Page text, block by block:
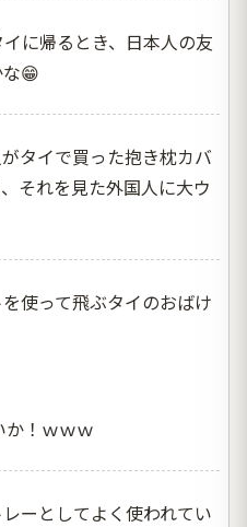
に帰るとき、日本人の友
😁
タイで買った抱き枕カバ
それを見た外国人に大ウ
使って飛ぶタイのおばけ
か！ｗｗｗ
ーとしてよく使われてい